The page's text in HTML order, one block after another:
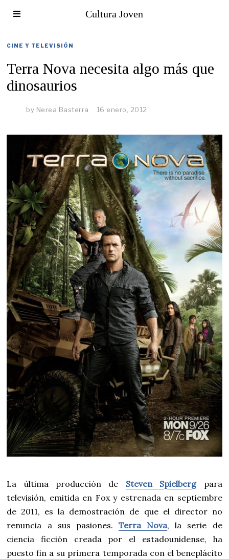
Cultura Joven
CINE Y TELEVISIÓN
Terra Nova necesita algo más que
dinosaurios
by Nerea Basterra 16 enero, 2012
La última producción de Steven Spielbergpara
televisión, emitida en Fox y estrenada en septiembre
de 2011, es la demostración de que el director no
renuncia a sus pasiones. Terra Nova, la serie de
ciencia ficción creada por el estadounidense, ha
puesto fin a su primera temporada con el beneplácito